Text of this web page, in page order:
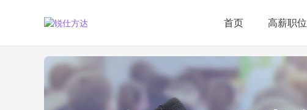
首页 高薪职位